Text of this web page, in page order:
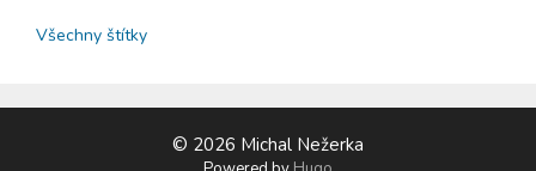
Všechny štítky
© 2026 Michal Nežerka